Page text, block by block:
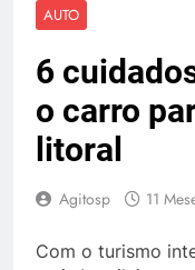
AUTO
6
o carro
litoral
Agitosp 11
Com o turismo